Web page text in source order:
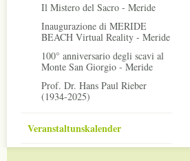
Il Mistero del Sacro - Meride
Inaugurazione di MERIDE
BEACH Virtual Reality - Meride
100° anniversario degli scavi al
Monte San Giorgio - Meride
Prof. Dr. Hans Paul Rieber
(1934-2025)
Veranstaltunskalender